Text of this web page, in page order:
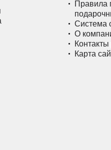
Правила
Система
О
Карта